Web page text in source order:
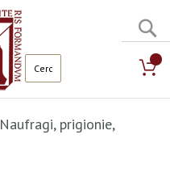
Naufragi, prigionie,